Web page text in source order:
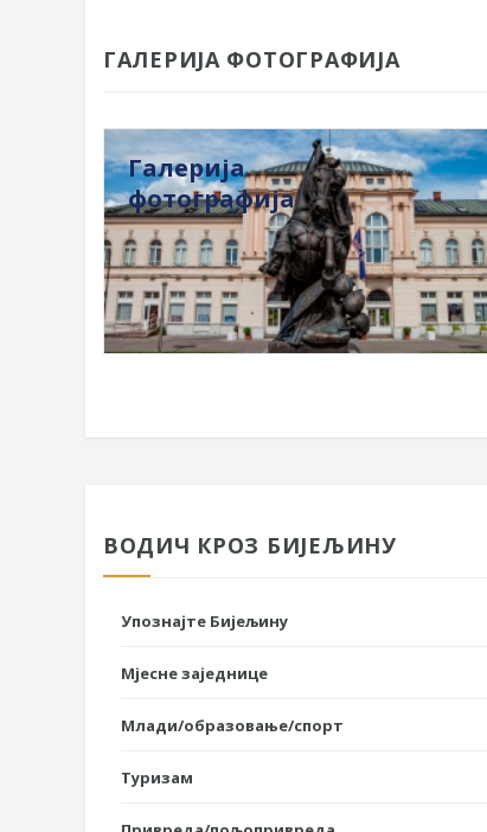
ГАЛЕРИЈА ФОТОГРАФИЈА
Галерија
фотографија
ВОДИЧ КРОЗ БИЈЕЉИНУ
Упознајте Бијељину
Мјесне заједнице
Млади/образовање/спорт
Туризам